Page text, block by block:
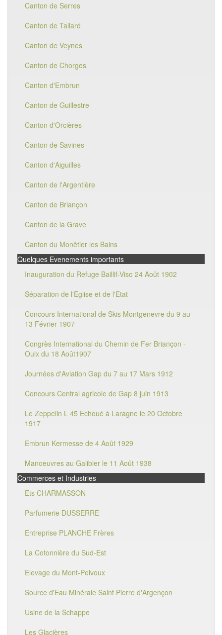
Canton de Serres
Canton de Tallard
Canton de Veynes
Canton de Chorges
Canton d'Embrun
Canton de Guillestre
Canton d'Orcières
Canton de Savines
Canton d'Aiguilles
Canton de l'Argentière
Canton de Briançon
Canton de la Grave
Canton du Monêtier les Bains
Quelques Evenements importants
Inauguration du Refuge Baillif-Viso 24 Août 1902
Séparation de l'Eglise et de l'Etat
Concours International de Skis Montgenevre du 9 au
13 Février 1907
Congrès International du Chemin de Fer Briançon -
Oulx du 18 Août1907
Journées d'Aviation Gap du 7 au 17 Mars 1912
Concours Central agricole de Gap 8 juin 1913
Le Zeppelin L 45 Echoué à Laragne le 20 Octobre
1917
Embrun Kermesse de 4 Août 1929
Manoeuvres au Galibier le 11 Août 1938
Commerces et Industries
Ets CHARMASSON
Parfumerie DUSSERRE
Entreprise PLANCHE Frères
La Cotonnière du Sud-Est
Elevage du Mont-Pelvoux
Source d'Eau Minérale Saint Pierre d'Argençon
Usine de la Schappe
Les Glacières